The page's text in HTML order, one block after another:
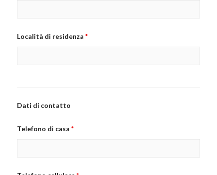
Località di residenza *
Dati di contatto
Telefono di casa *